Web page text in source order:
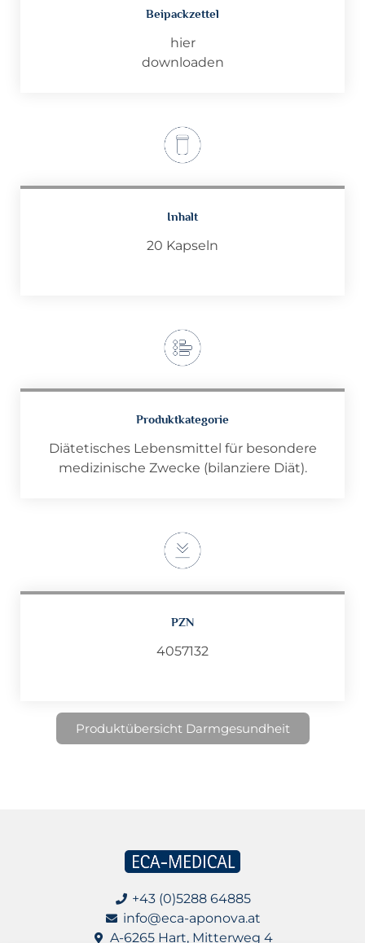
Beipackzettel
hier
downloaden
Inhalt
20 Kapseln
Produktkategorie
Diätetisches Lebensmittel für besondere
medizinische Zwecke (bilanziere Diät).
PZN
4057132
Produktübersicht Darmgesundheit
+43 (0)5288 64885
info@eca-aponova.at
A-6265 Hart, Mitterweg 4